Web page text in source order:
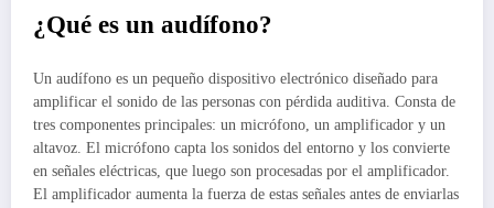
¿Qué es un audífono?
Un audífono es un pequeño dispositivo electrónico diseñado para
amplificar el sonido de las personas con pérdida auditiva. Consta de
tres componentes principales: un micrófono, un amplificador y un
altavoz. El micrófono capta los sonidos del entorno y los convierte
en señales eléctricas, que luego son procesadas por el amplificador.
El amplificador aumenta la fuerza de estas señales antes de enviarlas